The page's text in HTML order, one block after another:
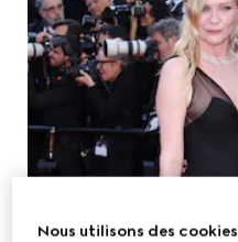
Nous utilisons des cookies